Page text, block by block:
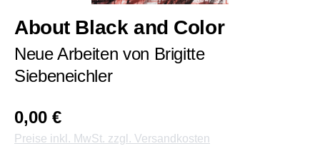
About Black and Color
Neue Arbeiten von Brigitte
Siebeneichler
0,00 €
Preise inkl. MwSt. zzgl. Versandkosten